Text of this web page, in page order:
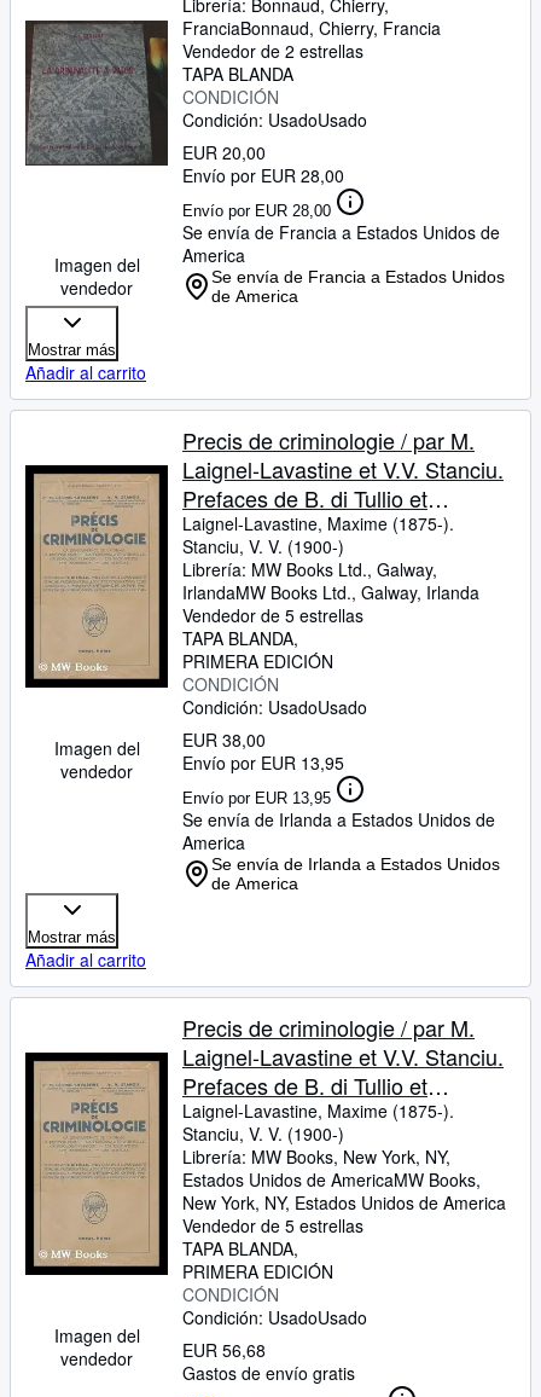
Imagen del
vendedor
Librería: Bonnaud, Chierry,
FranciaBonnaud, Chierry, Francia
Vendedor de 2 estrellas
TAPA BLANDA
CONDICIÓN
Condición: UsadoUsado
EUR 20,00
Envío por EUR 28,00
Envío por EUR 28,00
Se envía de Francia a Estados Unidos de
America
Se envía de Francia a Estados Unidos
de America
Mostrar más
Añadir al carrito
Imagen del
vendedor
Precis de criminologie / par M.
Laignel-Lavastine et V.V. Stanciu.
Prefaces de B. di Tullio et
d'Etienne de Greeff
Laignel-Lavastine, Maxime (1875-).
Stanciu, V. V. (1900-)
Librería: MW Books Ltd., Galway,
IrlandaMW Books Ltd., Galway, Irlanda
Vendedor de 5 estrellas
TAPA BLANDA
PRIMERA EDICIÓN
CONDICIÓN
Condición: UsadoUsado
EUR 38,00
Envío por EUR 13,95
Envío por EUR 13,95
Se envía de Irlanda a Estados Unidos de
America
Se envía de Irlanda a Estados Unidos
de America
Mostrar más
Añadir al carrito
Imagen del
vendedor
Precis de criminologie / par M.
Laignel-Lavastine et V.V. Stanciu.
Prefaces de B. di Tullio et
d'Etienne de Greeff
Laignel-Lavastine, Maxime (1875-).
Stanciu, V. V. (1900-)
Librería: MW Books, New York, NY,
Estados Unidos de AmericaMW Books,
New York, NY, Estados Unidos de America
Vendedor de 5 estrellas
TAPA BLANDA
PRIMERA EDICIÓN
CONDICIÓN
Condición: UsadoUsado
EUR 56,68
Gastos de envío gratis